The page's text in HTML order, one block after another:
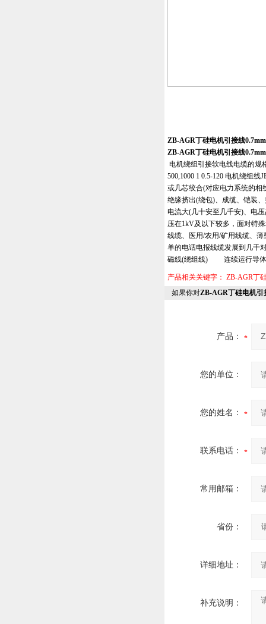
ZB-AGR丁硅电机引接线
ZB-AGR丁硅电机引接线
电机绕组引接软电线电缆
500,1000 1 0.5-120 电机绕组
或几芯绞合(对应电力系统的相
绝缘挤出(绕包)、成缆、铠装
电流大(几十安至几千安)、
压在1kV及以下较多，面对特
线缆、医用/农用/矿用线缆、
单的电话电报线缆发展到几
磁线(绕组线) 连续运行导体
产品相关关键字： ZB-AGR丁
如果你对ZB-AGR丁硅电机引
产品：
您的单位：
您的姓名：
联系电话：
常用邮箱：
省份：
详细地址：
补充说明：